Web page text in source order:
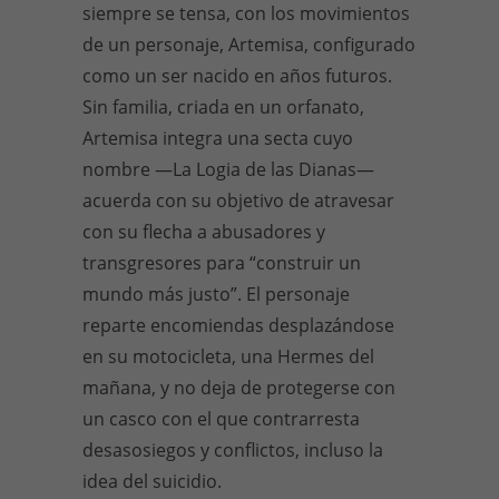
siempre se tensa, con los movimientos
de un personaje, Artemisa, configurado
como un ser nacido en años futuros.
Sin familia, criada en un orfanato,
Artemisa integra una secta cuyo
nombre —La Logia de las Dianas—
acuerda con su objetivo de atravesar
con su flecha a abusadores y
transgresores para “construir un
mundo más justo”. El personaje
reparte encomiendas desplazándose
en su motocicleta, una Hermes del
mañana, y no deja de protegerse con
un casco con el que contrarresta
desasosiegos y conflictos, incluso la
idea del suicidio.